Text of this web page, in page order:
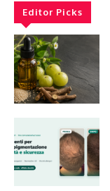
Editor Picks